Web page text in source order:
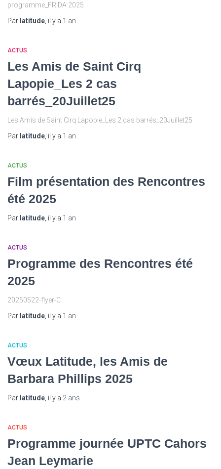
programme_FRIDA 2025
Par latitude , il y a 1 an
ACTUS
Les Amis de Saint Cirq
Lapopie_Les 2 cas
barrés_20Juillet25
Les Amis de Saint Cirq Lapopie_Les 2 cas barrés_20Juillet25
Par latitude , il y a 1 an
ACTUS
Film présentation des Rencontres
été 2025
Par latitude , il y a 1 an
ACTUS
Programme des Rencontres été
2025
20250522-flyer-C
Par latitude , il y a 1 an
ACTUS
Vœux Latitude, les Amis de
Barbara Phillips 2025
Par latitude , il y a 2 ans
ACTUS
Programme journée UPTC Cahors
Jean Leymarie